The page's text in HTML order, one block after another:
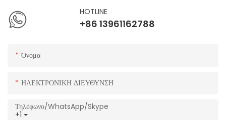
HOTLINE
+86 13961162788
Όνομα
ΗΛΕΚΤΡΟΝΙΚΗ ΔΙΕΥΘΥΝΣΗ
+1
Τηλέφωνο/WhatsApp/Skype